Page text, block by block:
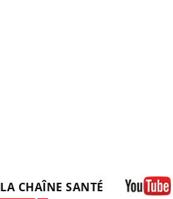
LA CHAÎNE SANTÉ